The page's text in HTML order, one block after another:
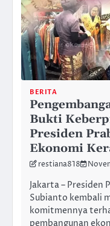
BERITA
Bukti
Presiden
Ekonomi
restiana818
Jakarta – Presiden
Subianto kembali
komitmennya
pembangunan